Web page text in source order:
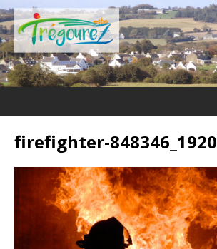
firefighter-848346_1920